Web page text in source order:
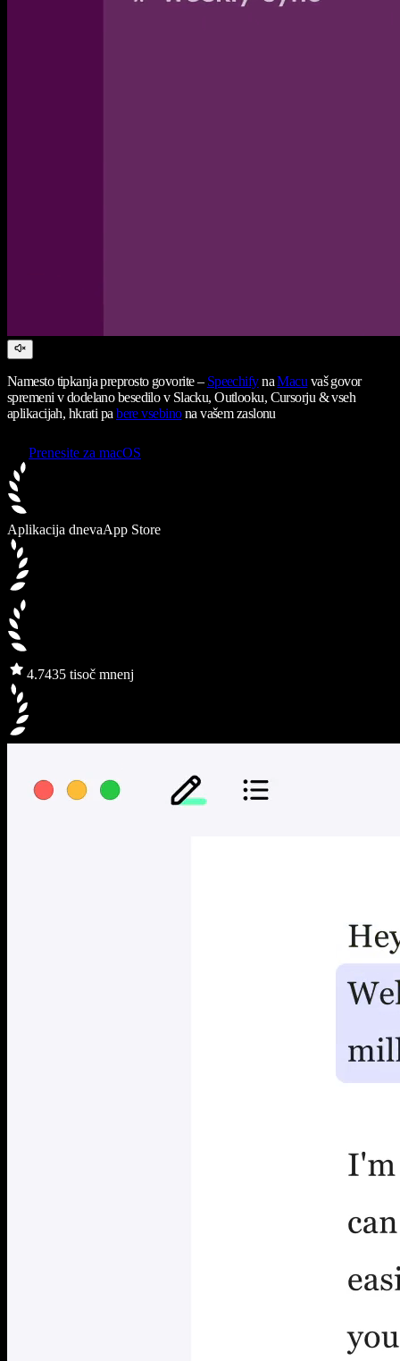
Namesto tipkanja preprosto govorite – SpeechifynaMacu vaš govor
spremeni v dodelano besedilo v Slacku, Outlooku, Cursorju & vseh
aplikacijah, hkrati pabere vsebinona vašem zaslonu
Prenesite za macOS
Aplikacija dnevaApp Store
4.7435 tisoč mnenj